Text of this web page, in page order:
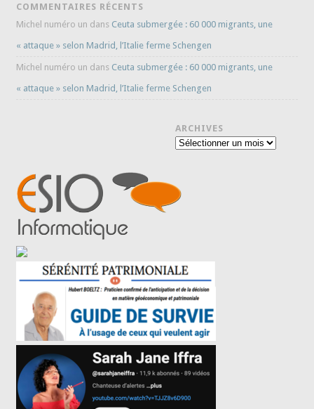
COMMENTAIRES RÉCENTS
Michel numéro un dans Ceuta submergée : 60 000 migrants, une
« attaque » selon Madrid, l’Italie ferme Schengen
Michel numéro un dans Ceuta submergée : 60 000 migrants, une
« attaque » selon Madrid, l’Italie ferme Schengen
ARCHIVES
Archives